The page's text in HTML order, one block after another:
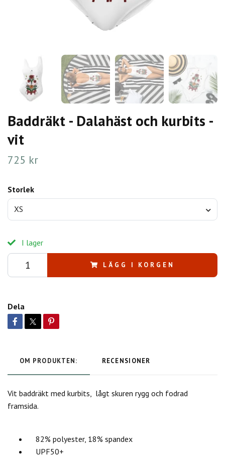
Baddräkt - Dalahäst och kurbits -
vit
725 kr
Storlek
XS
I lager
LÄGG I KORGEN
Dela
OM PRODUKTEN: RECENSIONER
Vit baddräkt med kurbits, lågt skuren rygg och fodrad
framsida.
82% polyester, 18% spandex
UPF50+